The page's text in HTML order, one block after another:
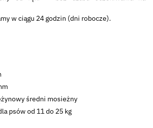
w ciągu 24 godzin (dni robocze).
średni mosieżny
psów od 11 do 25 kg